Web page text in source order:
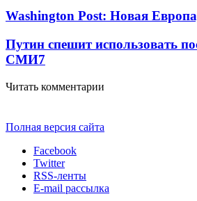
Washington Post: Новая
Путин спешит использовать
СМИ7
Читать комментарии
Полная версия сайта
Facebook
Twitter
RSS-ленты
E-mail рассылка